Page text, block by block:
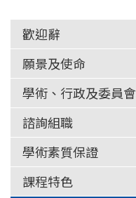
歡迎辭
願景及使命
學術、行政及委員
諮詢組職
學術素質保證
課程特色